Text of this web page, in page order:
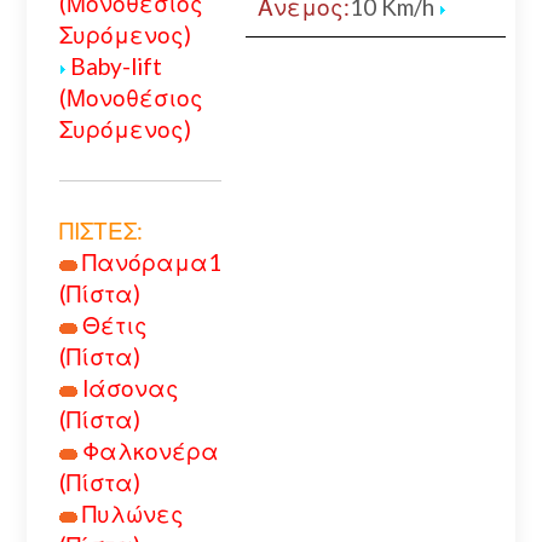
Συρόμενος)
Baby-lift
(Μονοθέσιος
Συρόμενος)
ΠΙΣΤΕΣ:
Πανόραμα1
(Πίστα)
Θέτις
(Πίστα)
Ιάσονας
(Πίστα)
Φαλκονέρα
(Πίστα)
Πυλώνες
Ανεμος:10 Km/h